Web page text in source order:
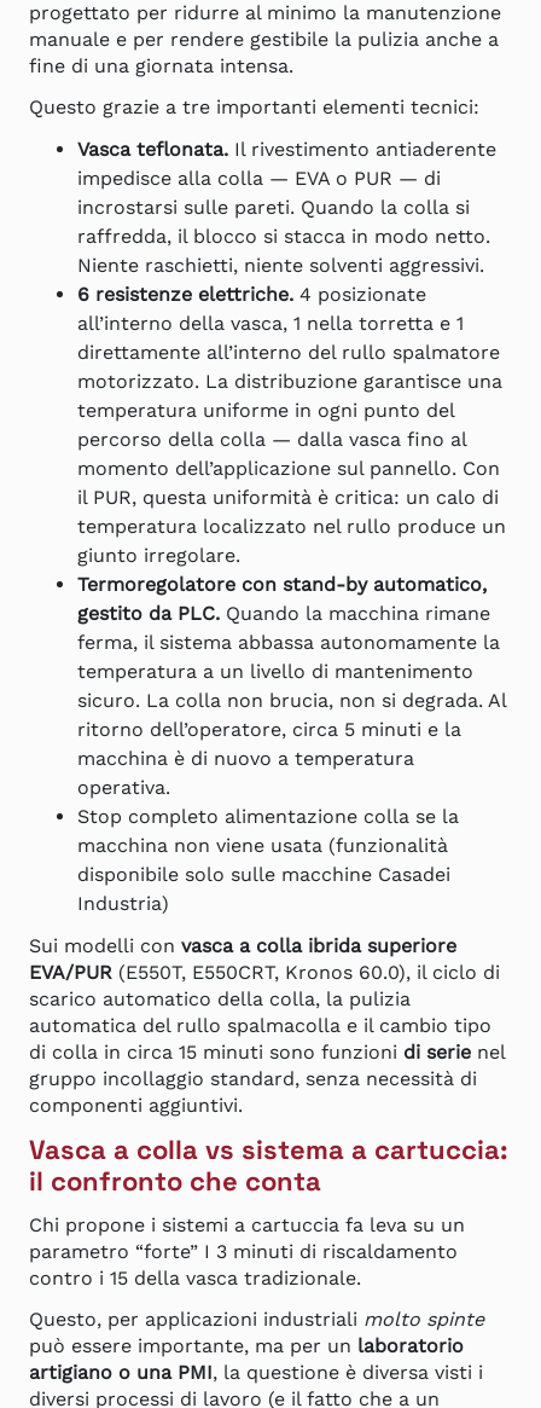
progettato per ridurre al minimo la manutenzione
manuale e per rendere gestibile la pulizia anche a
fine di una giornata intensa.
Questo grazie a tre importanti elementi tecnici:
Vasca teflonata. Il rivestimento antiaderente
impedisce alla colla — EVA o PUR — di
incrostarsi sulle pareti. Quando la colla si
raffredda, il blocco si stacca in modo netto.
Niente raschietti, niente solventi aggressivi.
6 resistenze elettriche. 4 posizionate
all’interno della vasca, 1 nella torretta e 1
direttamente all’interno del rullo spalmatore
motorizzato. La distribuzione garantisce una
temperatura uniforme in ogni punto del
percorso della colla — dalla vasca fino al
momento dell’applicazione sul pannello. Con
il PUR, questa uniformità è critica: un calo di
temperatura localizzato nel rullo produce un
giunto irregolare.
Termoregolatore con stand-by automatico,
gestito da PLC. Quando la macchina rimane
ferma, il sistema abbassa autonomamente la
temperatura a un livello di mantenimento
sicuro. La colla non brucia, non si degrada. Al
ritorno dell’operatore, circa 5 minuti e la
macchina è di nuovo a temperatura
operativa.
Stop completo alimentazione colla se la
macchina non viene usata (funzionalità
disponibile solo sulle macchine Casadei
Industria)
Sui modelli convasca a colla ibrida superiore
EVA/PUR (E550T, E550CRT, Kronos 60.0), il ciclo di
scarico automatico della colla, la pulizia
automatica del rullo spalmacolla e il cambio tipo
di colla in circa 15 minuti sono funzioni di serie nel
gruppo incollaggio standard, senza necessità di
componenti aggiuntivi.
Vasca a colla vs sistema a cartuccia:
il confronto che conta
Chi propone i sistemi a cartuccia fa leva su un
parametro “forte” I 3 minuti di riscaldamento
contro i 15 della vasca tradizionale.
Questo, per applicazioni industriali molto spinte
può essere importante, ma per un laboratorio
artigiano o una PMI, la questione è diversa visti i
diversi processi di lavoro (e il fatto che a un